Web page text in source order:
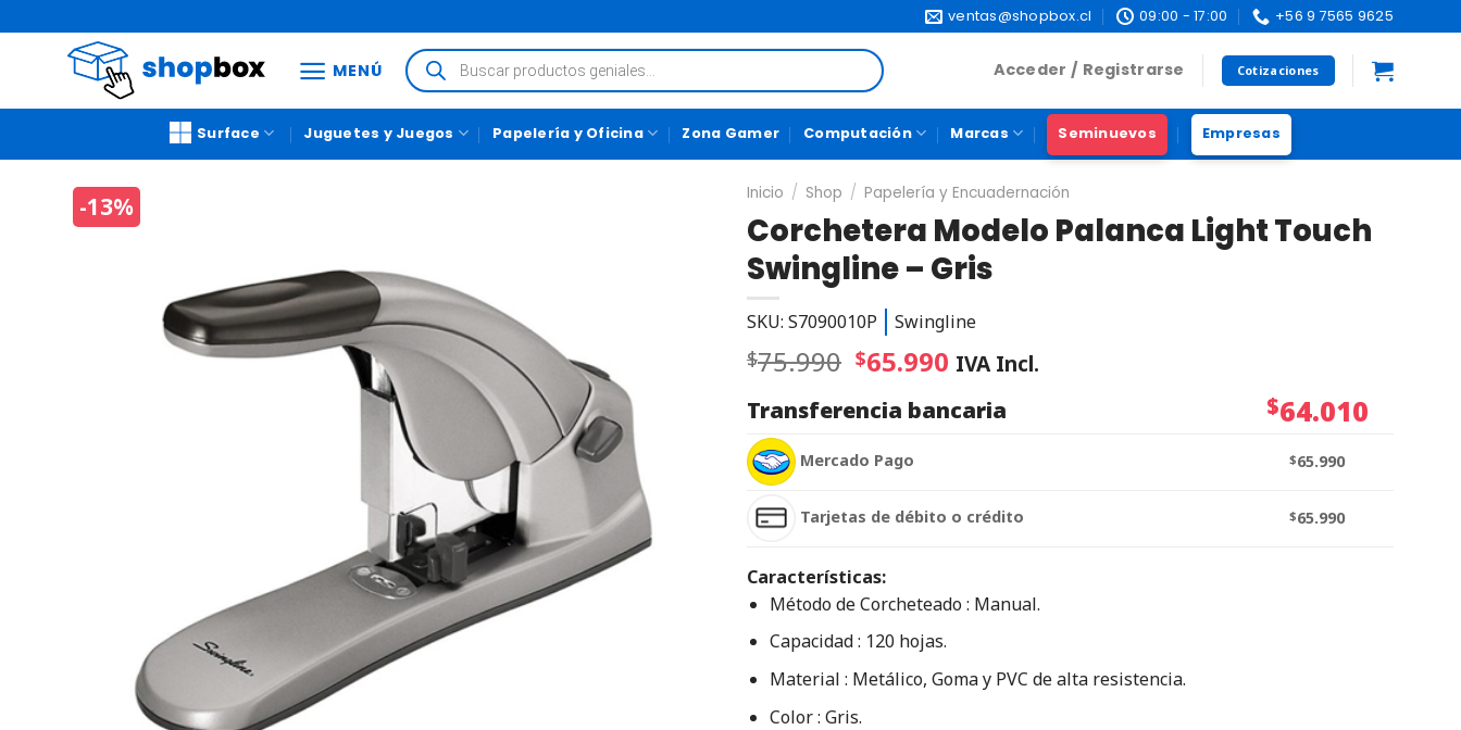
ventas@shopbox.cl 09:00 - 17:00 +56 9 7565 9625
MENÚ Acceder / Registrarse Cotizaciones
Surface Juguetes y Juegos Papelería y Oficina Zona Gamer Computación Marcas Seminuevos Empresas
-13% Inicio / Shop / Papelería y Encuadernación
Corchetera Modelo Palanca Light Touch
Swingline – Gris
SKU: S7090010P Swingline
$75.990 $65.990 IVA Incl.
Transferencia bancaria
$64.010
Mercado Pago $65.990
Tarjetas de débito o crédito $65.990
Características:
Método de Corcheteado : Manual.
Capacidad : 120 hojas.
Material : Metálico, Goma y PVC de alta resistencia.
Color : Gris.